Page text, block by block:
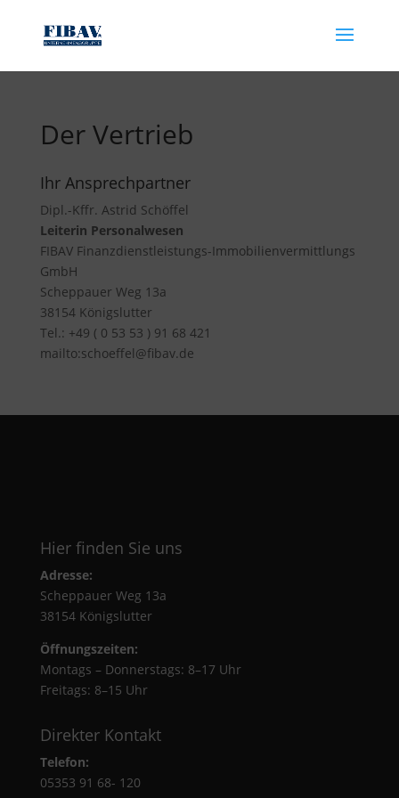
Der Vertrieb
Ihr Ansprechpartner
Dipl.-Kffr. Astrid Schöffel
Leiterin Personalwesen
FIBAV Finanzdienstleistungs-Immobilienvermittlungs
GmbH
Scheppauer Weg 13a
38154 Königslutter
Tel.: +49 ( 0 53 53 ) 91 68 421
mailto:schoeffel@fibav.de
Hier finden Sie uns
Adresse:
Scheppauer Weg 13a
38154 Königslutter
Öffnungszeiten:
Montags – Donnerstags: 8–17 Uhr
Freitags: 8–15 Uhr
Direkter Kontakt
Telefon:
05353 91 68- 120